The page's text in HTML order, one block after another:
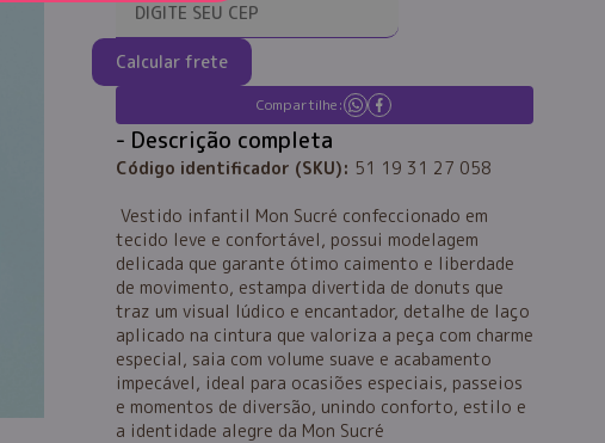
Calcular frete
Compartilhe:
Descrição completa
Código identificador (SKU): 51 19 31 27 058
Vestido infantil Mon Sucré confeccionado em
tecido leve e confortável, possui modelagem
delicada que garante ótimo caimento e liberdade
de movimento, estampa divertida de donuts que
traz um visual lúdico e encantador, detalhe de laço
aplicado na cintura que valoriza a peça com charme
especial, saia com volume suave e acabamento
impecável, ideal para ocasiões especiais, passeios
e momentos de diversão, unindo conforto, estilo e
a identidade alegre da Mon Sucré